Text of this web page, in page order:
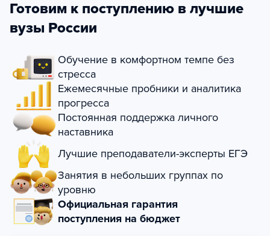
Готовим к поступлению в лучшие
вузы России
Обучение в комфортном темпе без
стресса
Ежемесячные пробники и аналитика
прогресса
Постоянная поддержка личного
наставника
Лучшие преподаватели-эксперты ЕГЭ
Занятия в небольших группах по
уровню
Официальная гарантия
поступления на бюджет